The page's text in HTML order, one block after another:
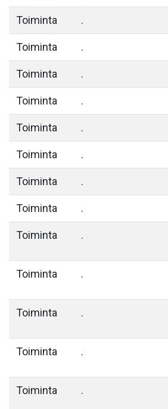
Toiminta .
Toiminta .
Toiminta .
Toiminta .
Toiminta .
Toiminta .
Toiminta .
Toiminta .
Toiminta .
Toiminta .
Toiminta .
Toiminta .
Toiminta .